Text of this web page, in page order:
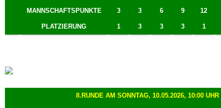
MANNSCHAFTSPUNKTE 3 3 6 9 12
PLATZIERUNG 1 3 3 3 1
8.RUNDE AM SONNTAG, 10.05.2026, 10:00 UHR